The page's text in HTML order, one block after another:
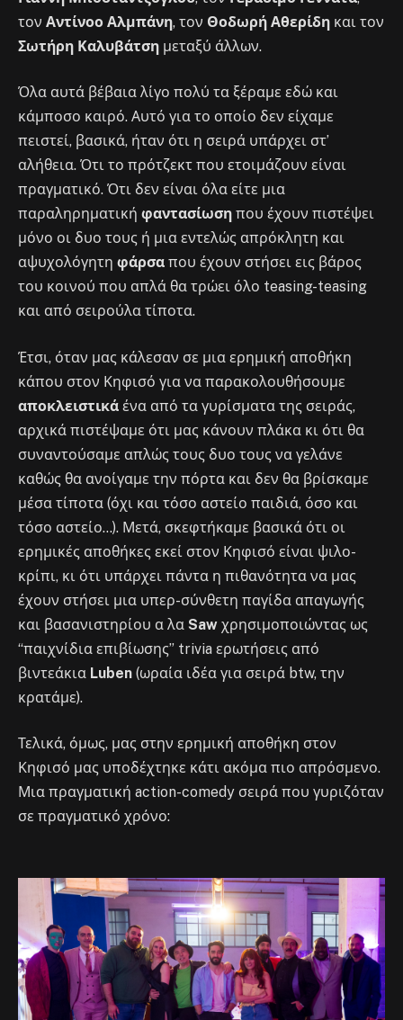
τον Αντίνοο Αλμπάνη, τον Θοδωρή Αθερίδη και τον
Σωτήρη Καλυβάτση μεταξύ άλλων.
Όλα αυτά βέβαια λίγο πολύ τα ξέραμε εδώ και
κάμποσο καιρό. Αυτό για το οποίο δεν είχαμε
πειστεί, βασικά, ήταν ότι η σειρά υπάρχει στ’
αλήθεια. Ότι το πρότζεκτ που ετοιμάζουν είναι
πραγματικό. Ότι δεν είναι όλα είτε μια
παραληρηματική φαντασίωση που έχουν πιστέψει
μόνο οι δυο τους ή μια εντελώς απρόκλητη και
αψυχολόγητη φάρσα που έχουν στήσει εις βάρος
του κοινού που απλά θα τρώει όλο teasing-teasing
και από σειρούλα τίποτα.
Έτσι, όταν μας κάλεσαν σε μια ερημική αποθήκη
κάπου στον Κηφισό για να παρακολουθήσουμε
αποκλειστικά ένα από τα γυρίσματα της σειράς,
αρχικά πιστέψαμε ότι μας κάνουν πλάκα κι ότι θα
συναντούσαμε απλώς τους δυο τους να γελάνε
καθώς θα ανοίγαμε την πόρτα και δεν θα βρίσκαμε
μέσα τίποτα (όχι και τόσο αστείο παιδιά, όσο και
τόσο αστείο…). Μετά, σκεφτήκαμε βασικά ότι οι
ερημικές αποθήκες εκεί στον Κηφισό είναι ψιλο-
κρίπι, κι ότι υπάρχει πάντα η πιθανότητα να μας
έχουν στήσει μια υπερ-σύνθετη παγίδα απαγωγής
και βασανιστηρίου α λα Saw χρησιμοποιώντας ως
“παιχνίδια επιβίωσης” trivia ερωτήσεις από
βιντεάκια Luben (ωραία ιδέα για σειρά btw, την
κρατάμε).
Τελικά, όμως, μας στην ερημική αποθήκη στον
Κηφισό μας υποδέχτηκε κάτι ακόμα πιο απρόσμενο.
Μια πραγματική action-comedy σειρά που γυριζόταν
σε πραγματικό χρόνο: